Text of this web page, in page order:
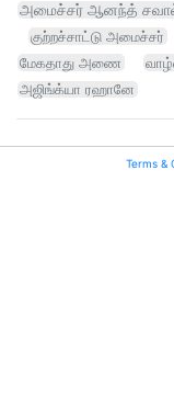
அமைச்சர் ஆனந்த்
குற்றச்சாட்டு அமைச்சர்
மேகதாது அணை
அஜிங்க்யா ரஹானே
Terms &